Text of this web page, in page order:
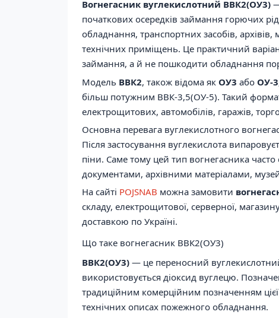
Вогнегасник вуглекислотний ВВК2(ОУ3)
початкових осередків займання горючих
обладнання, транспортних засобів, архівів,
технічних приміщень. Це практичний
займання, а й не пошкодити обладнання
Модель ВВК2, також відома як ОУ3 або ОУ-3
більш потужним ВВК-3,5(ОУ-5). Такий
електрощитових, автомобілів, гаражів,
Основна перевага вуглекислотного
Після застосування вуглекислота
піни. Саме тому цей тип вогнегасника
документами, архівними матеріалами,
На сайті POJSNAB можна замовити
складу, електрощитової, серверної,
доставкою по Україні.
Що таке вогнегасник ВВК2(ОУ3)
ВВК2(ОУ3) — це переносний
використовується діоксид вуглецю.
традиційним комерційним позначенням цієї
технічних описах пожежного обладнання.